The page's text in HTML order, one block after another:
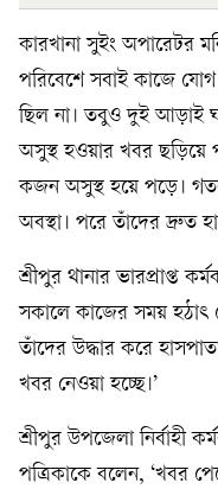
কারখানা সুইং অপারেটর
পরিবেশে সবাই কাজে
ছিল না। তবুও দুই আড়াই
অসুস্থ হওয়ার খবর ছড়িয়ে
কজন অসুস্থ হয়ে পড়ে।
অবস্থা। পরে তাঁদের দ্রুত
শ্রীপুর থানার ভারপ্রাপ্ত
সকালে কাজের সময় হঠাৎ
তাঁদের উদ্ধার করে
খবর নেওয়া হচ্ছে।’
শ্রীপুর উপজেলা নির্বাহী
পত্রিকাকে বলেন, ‘খবর